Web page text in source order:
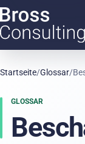
Startseite/Glossar/
GLOSSAR